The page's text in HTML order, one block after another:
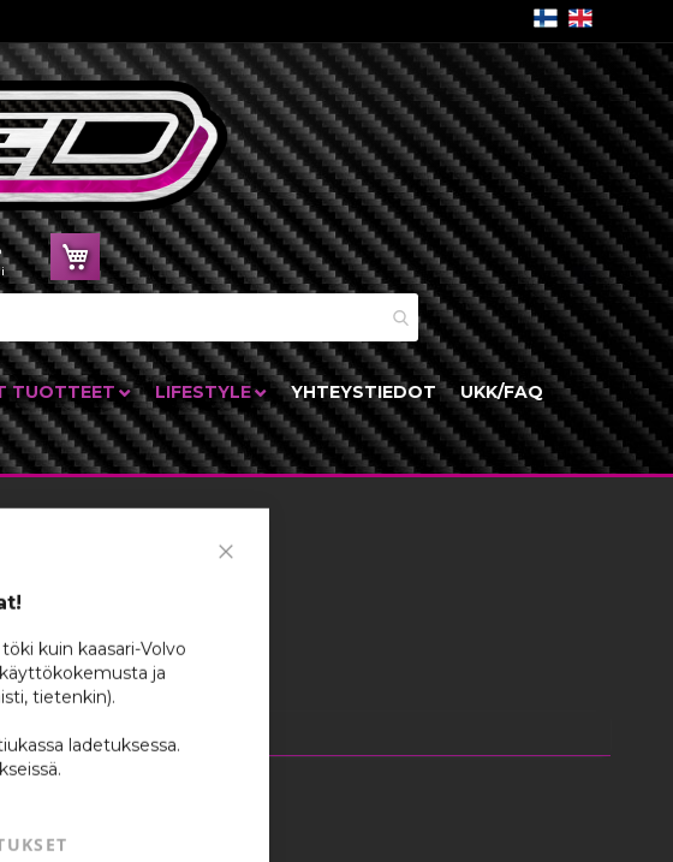
kuin kaasari-Volvo
ja
tietenkin).
ladetuksessa.
Ostoskori
TUOTTEET LIFESTYLE YHTEYSTIEDOT UKK/FAQ